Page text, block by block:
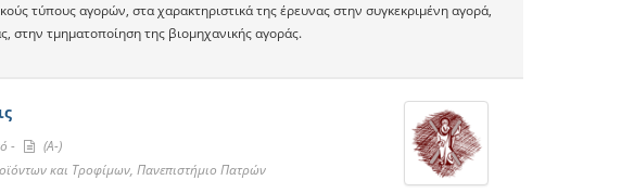
τύπους αγορών, στα χαρακτηριστικά της έρευνας στην συγκεκριμένη αγορά,
στην τμηματοποίηση της βιομηχανικής αγοράς.
-
(A-)
και Τροφίμων, Πανεπιστήμιο Πατρών